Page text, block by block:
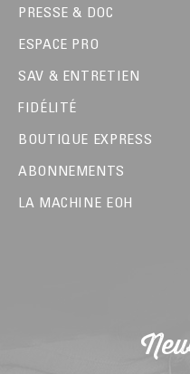
PRESSE & DOC
ESPACE PRO
SAV & ENTRETIEN
FIDÉLITÉ
BOUTIQUE EXPRESS
ABONNEMENTS
LA MACHINE EOH